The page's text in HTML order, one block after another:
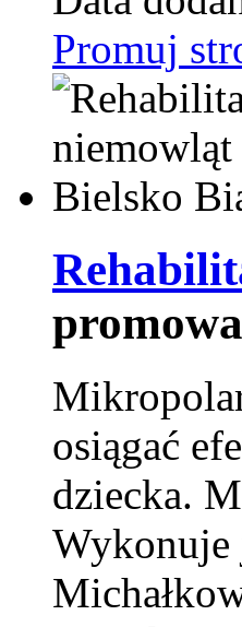
Promuj
osiągać
dziecka.
Wykonuje